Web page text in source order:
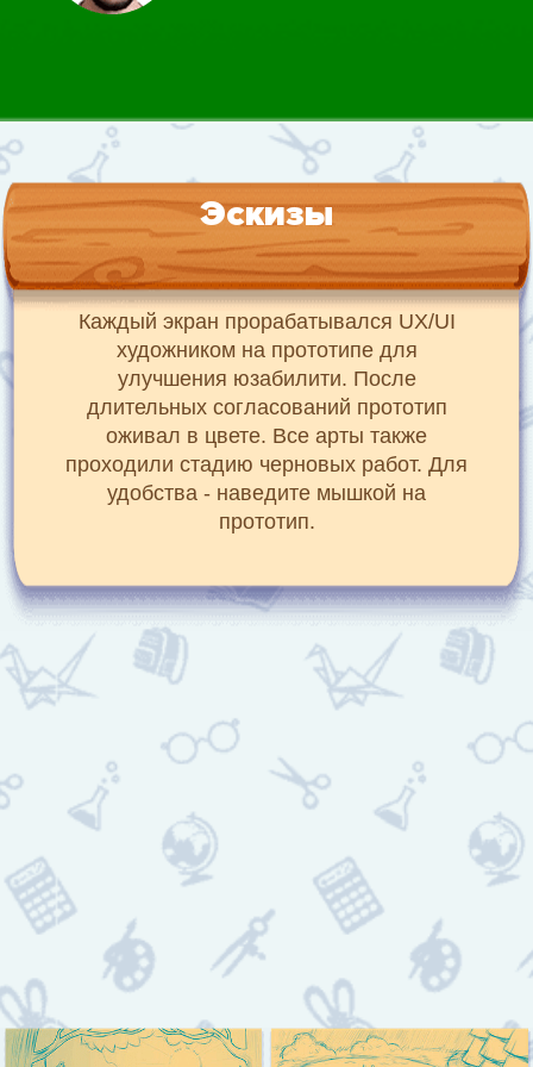
Эскизы
Каждый экран прорабатывался UX/UI
художником на прототипе для
улучшения юзабилити. После
длительных согласований прототип
оживал в цвете. Все арты также
проходили стадию черновых работ. Для
удобства - наведите мышкой на
прототип.